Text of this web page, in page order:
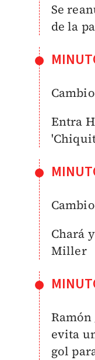
Se
de la
Entra
Chará
Miller
evita
gol